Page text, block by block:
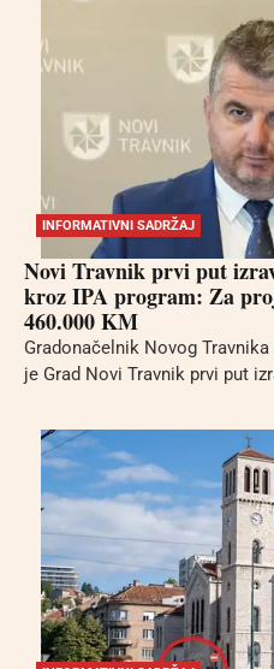
INFORMATIVNI SADRŽAJ
Novi Travnik prvi put
kroz IPA program: Za
460.000 KM
Gradonačelnik Novog
je Grad Novi Travnik prvi put